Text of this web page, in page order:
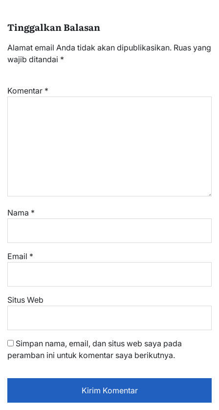
Tinggalkan Balasan
Alamat email Anda tidak akan dipublikasikan. Ruas yang
wajib ditandai *
Komentar *
Nama *
Email *
Situs Web
Simpan nama, email, dan situs web saya pada
peramban ini untuk komentar saya berikutnya.